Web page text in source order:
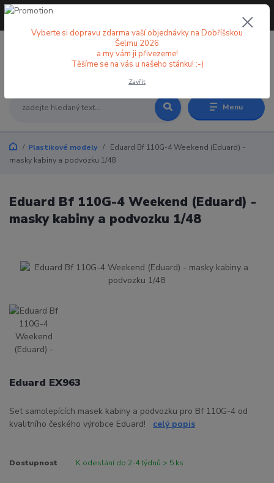
Menu
+420 773 998 582
Plastikové modely
Eduard Bf 110G-4 Weekend (Eduard) -
masky kabiny a podvozku 1/48
Eduard Bf 110G-4 Weekend (Eduard) -
masky kabiny a podvozku 1/48
Eduard EX963
Set samolepících masek kabiny a podvozku pro Bf 110G-4 od
kvalitního českého výrobce Eduard! celý popis
Dostupnost K odeslání do 2-4 týdnů > 5 ks
Vyberte si dopravu zdarma vaší objednávky na Dobříšskou
Šelmu 2026
a my vám ji přivezeme!
Těšíme se na vás u našeho stánku! :-)
Zavřít